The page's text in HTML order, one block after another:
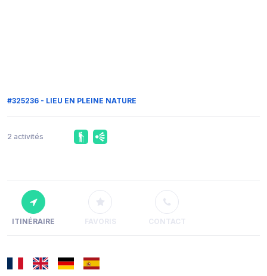
#325236 - LIEU EN PLEINE NATURE
2 activités
ITINÉRAIRE FAVORIS CONTACT